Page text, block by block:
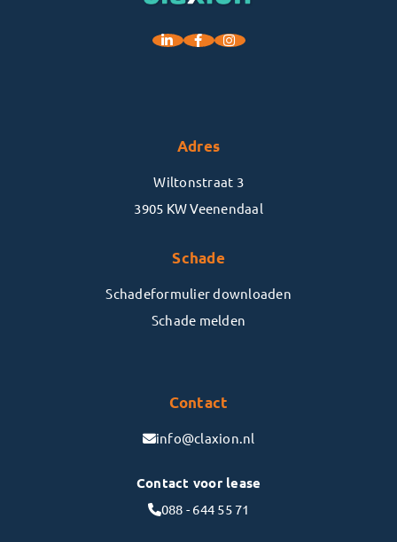
Adres
Wiltonstraat 3
3905 KW Veenendaal
Schade
Schadeformulier downloaden
Schade melden
Contact
info@claxion.nl
Contact voor lease
088 - 644 55 71